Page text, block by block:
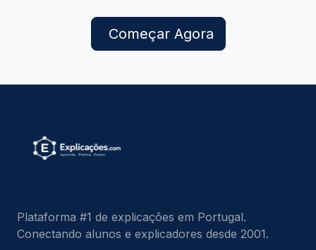
Começar Agora
Plataforma #1 de explicações em Portugal.
Conectando alunos e explicadores desde 2001.